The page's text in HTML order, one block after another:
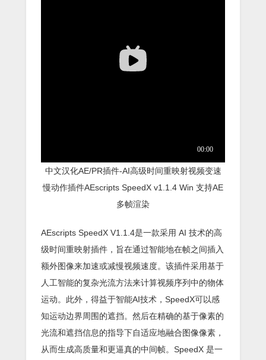
中文汉化AE/PR插件-AI高级时间重映射视频变速
慢动作插件AEscripts SpeedX v1.1.4 Win 支持AE
多帧渲染
AEscripts SpeedX V1.1.4是一款采用 AI 技术的高
级时间重映射插件，旨在通过智能地在帧之间插入
额外图像来加速或减慢视频速度。该插件采用基于
人工智能的复杂光流方法来计算视频序列中的物体
运动。此外，得益于智能AI技术，SpeedX可以感
知运动边界周围的遮挡。然后在精确的基于像素的
光流和遮挡信息的指导下自适应地融合图像像素，
从而生成高质量和更逼真的中间帧。SpeedX 是一